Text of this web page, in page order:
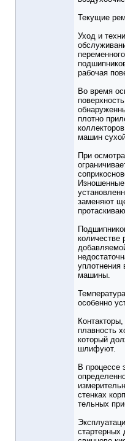
Текущие
Уход и
рабочая
Во время
плотно
машин
При
заменяют
количестве
уплотнения
машины.
особенно
плавность
который
шлифуют.
В процессе
стенках
тельных
стартерных